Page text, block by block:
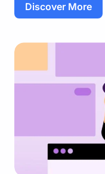
Discover More